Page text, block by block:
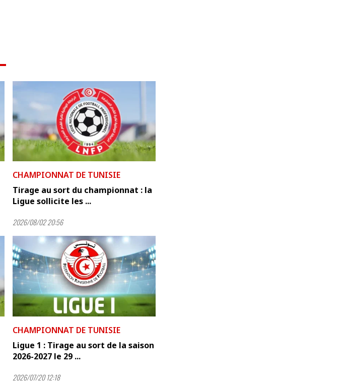
CHAMPIONNAT DE TUNISIE
Tirage au sort du championnat : la
Ligue sollicite les ...
2026/08/02 20:56
CHAMPIONNAT DE TUNISIE
Ligue 1 : Tirage au sort de la saison
2026-2027 le 29 ...
2026/07/20 12:18